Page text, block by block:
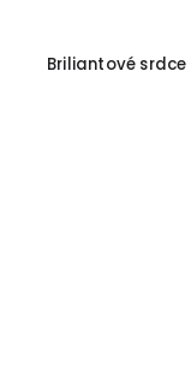
Briliantové srdce